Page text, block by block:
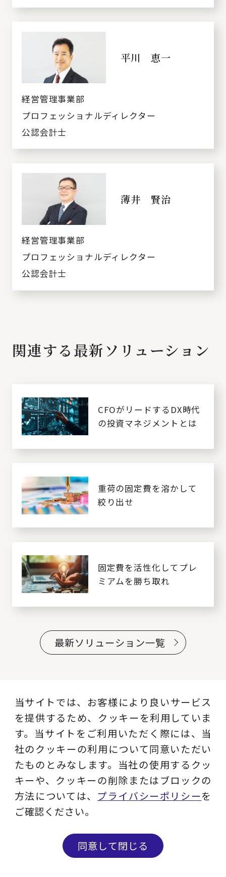
平川 恵一
経営管理事業部
プロフェッショナルディレクター
公認会計士
薄井 賢治
経営管理事業部
プロフェッショナルディレクター
公認会計士
関連する最新ソリューション
CFOがリードするDX時代
の投資マネジメントとは
重荷の固定費を溶かして
絞り出せ
固定費を活性化してプレ
ミアムを勝ち取れ
最新ソリューション一覧
職種別ソリューション
経営全般 経営企画・事業戦略
経営管理・経理・財
務
人事
広報・CSR
営業・マーケティン
設計・開発・生産・
当サイトでは、お客様により良いサービス
を提供するため、クッキーを利用していま
す。当サイトをご利用いただく際には、当
社のクッキーの利用について同意いただい
たものとみなします。当社の使用するクッ
キーや、クッキーの削除またはブロックの
方法については、 プライバシーポリシーを
ご確認ください。
同意して閉じる